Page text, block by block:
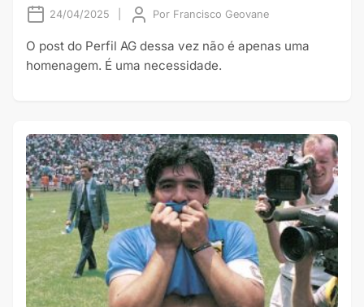
24/04/2025 Por Francisco Geovane
O post do Perfil AG dessa vez não é apenas uma
homenagem. É uma necessidade.